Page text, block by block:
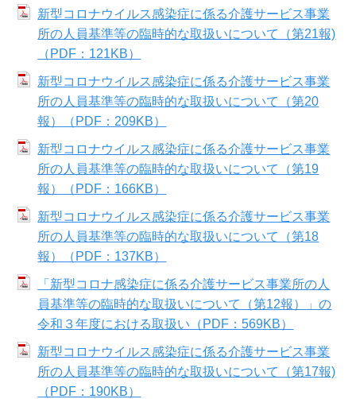
新型コロナウイルス感染症に係る介護サービス事業
所の人員基準等の臨時的な取扱いについて（第21報)
（PDF：121KB）
新型コロナウイルス感染症に係る介護サービス事業
所の人員基準等の臨時的な取扱いについて（第20
報）（PDF：209KB）
新型コロナウイルス感染症に係る介護サービス事業
所の人員基準等の臨時的な取扱いについて（第19
報）（PDF：166KB）
新型コロナウイルス感染症に係る介護サービス事業
所の人員基準等の臨時的な取扱いについて（第18
報）（PDF：137KB）
「新型コロナ感染症に係る介護サービス事業所の人
員基準等の臨時的な取扱いについて（第12報）」の
令和３年度における取扱い（PDF：569KB）
新型コロナウイルス感染症に係る介護サービス事業
所の人員基準等の臨時的な取扱いについて（第17報)
（PDF：190KB）